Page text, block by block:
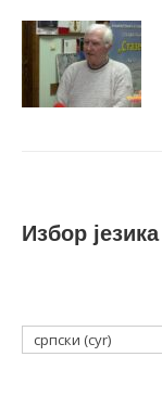
Избор језика
српски (cyr)